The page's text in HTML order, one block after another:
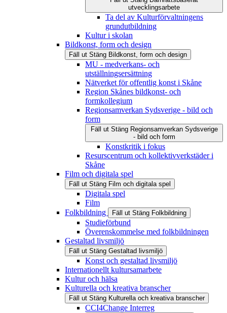
utvecklingsarbete
Ta del av Kulturförvaltningens
grundutbildning
Kultur i skolan
Bildkonst, form och design
Fäll ut Stäng Bildkonst, form och design
MU - medverkans- och
utställningsersättning
Nätverket för offentlig konst i Skåne
Region Skånes bildkonst- och
formkollegium
Regionsamverkan Sydsverige - bild och
form
Fäll ut Stäng Regionsamverkan Sydsverige
- bild och form
Konstkritik i fokus
Resurscentrum och kollektivverkstäder i
Skåne
Film och digitala spel
Fäll ut Stäng Film och digitala spel
Digitala spel
Film
Folkbildning
Fäll ut Stäng Folkbildning
Studieförbund
Överenskommelse med folkbildningen
Gestaltad livsmiljö
Fäll ut Stäng Gestaltad livsmiljö
Konst och gestaltad livsmiljö
Internationellt kultursamarbete
Kultur och hälsa
Kulturella och kreativa branscher
Fäll ut Stäng Kulturella och kreativa branscher
CCI4Change Interreg